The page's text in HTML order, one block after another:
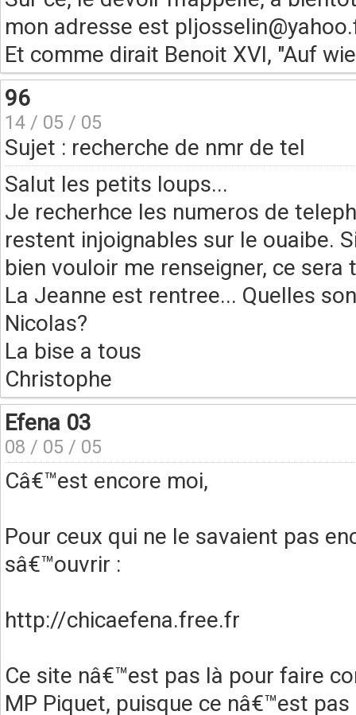
mon adresse est
Et comme dirait Benoit XVI, "Auf
96
14 / 05 / 05
Sujet : recherche de nmr de tel
Salut les petits loups...
Je recherhce les numeros de
restent injoignables sur le ouaibe.
bien vouloir me renseigner, ce
La Jeanne est rentree... Quelles
Nicolas?
La bise a tous
Christophe
Efena 03
08 / 05 / 05
Câ€™est encore moi,
Pour ceux qui ne le savaient pas
sâ€™ouvrir :
http://chicaefena.free.fr
Ce site nâ€™est pas là pour faire
MP Piquet, puisque ce nâ€™est